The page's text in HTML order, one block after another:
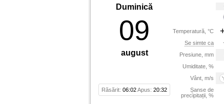
Duminică
09
august
Răsărit: 06:02Apus: 20:32
Temperatură, °C
Se simte ca
Presiune, mm
Umiditate, %
Vânt, m/s
Șanse de
precipitații, %